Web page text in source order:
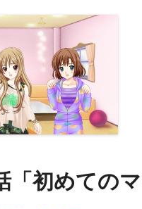
「初めての